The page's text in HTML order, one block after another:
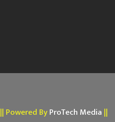
|| Powered ByProTech Media ||